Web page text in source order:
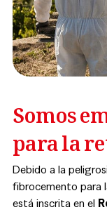
Somos
para la
Debido a la
fibrocemento para
está inscrita en el